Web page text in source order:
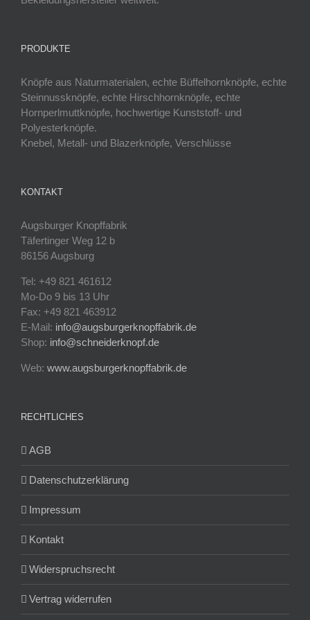
PRODUKTE
Knöpfe aus Naturmaterialen, echte Büffelhornknöpfe, echte
Steinnussknöpfe, echte Hirschhornknöpfe, echte
Hornperlmuttknöpfe, hochwertige Kunststoff- und
Polyesterknöpfe.
Knebel, Metall- und Blazerknöpfe, Verschlüsse
KONTAKT
Augsburger Knopffabrik
Täfertinger Weg 12 b
86156 Augsburg
Tel: +49 821 461612
Mo-Do 9 bis 13 Uhr
Fax: +49 821 463912
E-Mail: info@augsburgerknopffabrik.de
Shop: info@schneiderknopf.de
Web: www.augsburgerknopffabrik.de
RECHTLICHES
AGB
Datenschutzerklärung
Impressum
Kontakt
Widerspruchsrecht
Vertrag widerrufen